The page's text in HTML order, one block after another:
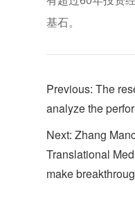
基石。
Previous: The
analyze the
Next: Zhang
Translational
make